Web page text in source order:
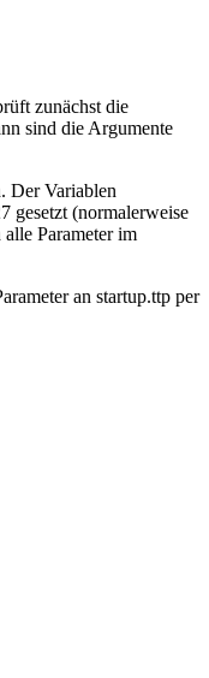
zunächst die
sind die Argumente
Der Variablen
gesetzt (normalerweise
Parameter im
an startup.ttp per